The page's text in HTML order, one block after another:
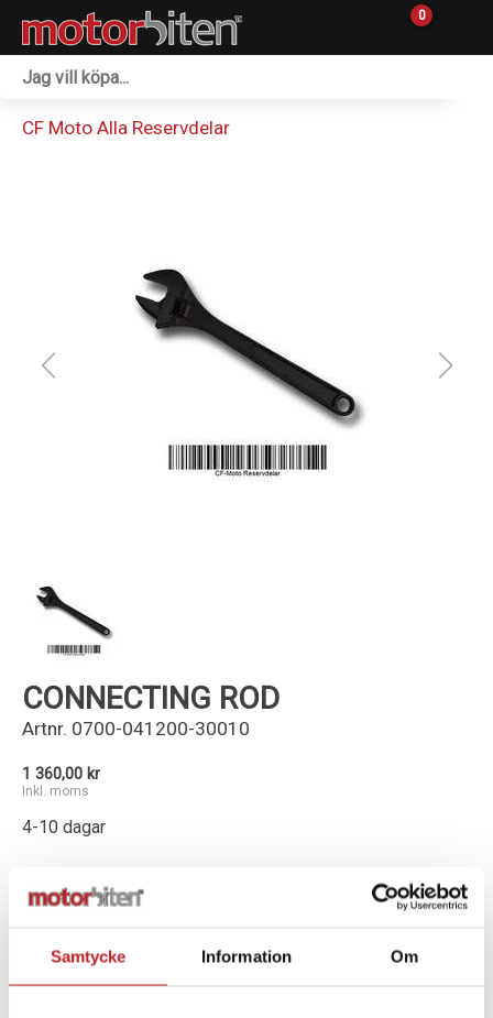
Samtycke Information Om
0
Reservdelar
Sprängskisser
CF Moto Alla Reservdelar
CONNECTING ROD
Artnr. 0700-041200-30010
1 360,00 kr
Inkl. moms
4-10 dagar
- +